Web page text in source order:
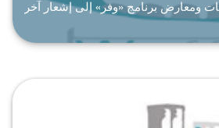
ومعارض برنامج «وفر» إلى إشعار آخر